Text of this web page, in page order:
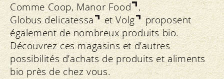
Comme Coop, Manor Food
,
Globus delicatessa
etVolg
proposent
également de nombreux produits bio.
Découvrez ces magasins et d’autres
possibilités d’achats de produits et aliments
bio près de chez vous.